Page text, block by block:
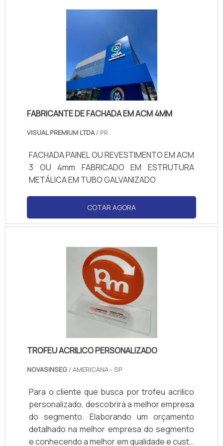
FABRICANTE DE FACHADA EM ACM 4MM
VISUAL PREMIUM LTDA/ PR
FACHADA PAINEL OU REVESTIMENTO EM ACM
3 OU 4mm FABRICADO EM ESTRUTURA
METÁLICA EM TUBO GALVANIZADO
COTAR AGORA
TROFEU ACRILICO PERSONALIZADO
NOVASINSEG / AMERICANA - SP
Para o cliente que busca por trofeu acrilico
personalizado, descobrirá a melhor empresa
do segmento. Elaborando um orçamento
detalhado na melhor empresa do segmento
e conhecendo a melhor em qualidade e custo